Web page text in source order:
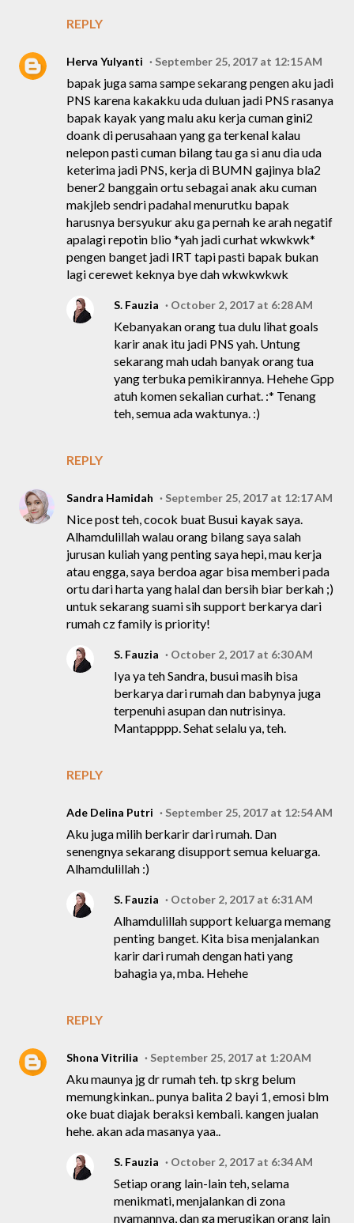
REPLY
Herva Yulyanti September 25, 2017 at 12:15 AM
bapak juga sama sampe sekarang pengen aku jadi
PNS karena kakakku uda duluan jadi PNS rasanya
bapak kayak yang malu aku kerja cuman gini2
doank di perusahaan yang ga terkenal kalau
nelepon pasti cuman bilang tau ga si anu dia uda
keterima jadi PNS, kerja di BUMN gajinya bla2
bener2 banggain ortu sebagai anak aku cuman
makjleb sendri padahal menurutku bapak
harusnya bersyukur aku ga pernah ke arah negatif
apalagi repotin blio *yah jadi curhat wkwkwk*
pengen banget jadi IRT tapi pasti bapak bukan
lagi cerewet keknya bye dah wkwkwkwk
REPLY
S. Fauzia October 2, 2017 at 6:28 AM
Kebanyakan orang tua dulu lihat goals
karir anak itu jadi PNS yah. Untung
sekarang mah udah banyak orang tua
yang terbuka pemikirannya. Hehehe Gpp
atuh komen sekalian curhat. :* Tenang
teh, semua ada waktunya. :)
Sandra Hamidah September 25, 2017 at 12:17 AM
Nice post teh, cocok buat Busui kayak saya.
Alhamdulillah walau orang bilang saya salah
jurusan kuliah yang penting saya hepi, mau kerja
atau engga, saya berdoa agar bisa memberi pada
ortu dari harta yang halal dan bersih biar berkah ;)
untuk sekarang suami sih support berkarya dari
rumah cz family is priority!
REPLY
S. Fauzia October 2, 2017 at 6:30 AM
Iya ya teh Sandra, busui masih bisa
berkarya dari rumah dan babynya juga
terpenuhi asupan dan nutrisinya.
Mantapppp. Sehat selalu ya, teh.
Ade Delina Putri September 25, 2017 at 12:54 AM
Aku juga milih berkarir dari rumah. Dan
senengnya sekarang disupport semua keluarga.
Alhamdulillah :)
REPLY
S. Fauzia October 2, 2017 at 6:31 AM
Alhamdulillah support keluarga memang
penting banget. Kita bisa menjalankan
karir dari rumah dengan hati yang
bahagia ya, mba. Hehehe
Shona Vitrilia September 25, 2017 at 1:20 AM
Aku maunya jg dr rumah teh. tp skrg belum
memungkinkan.. punya balita 2 bayi 1, emosi blm
oke buat diajak beraksi kembali. kangen jualan
hehe. akan ada masanya yaa..
S. Fauzia October 2, 2017 at 6:34 AM
Setiap orang lain-lain teh, selama
menikmati, menjalankan di zona
nyamannya, dan ga merugikan orang lain